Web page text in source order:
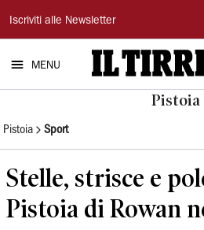
Il
Tirreno
Iscriviti alle Newsletter
MENU
Pistoia
Pistoia Sport
Stelle, strisce e
Pistoia di Rowan